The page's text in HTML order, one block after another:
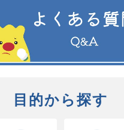
目的から探す